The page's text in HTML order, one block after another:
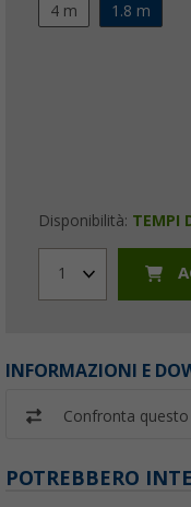
4 m
1.8 m
Disponibilità: TEMPI
1
INFORMAZIONI E
Confronta
POTREBBERO